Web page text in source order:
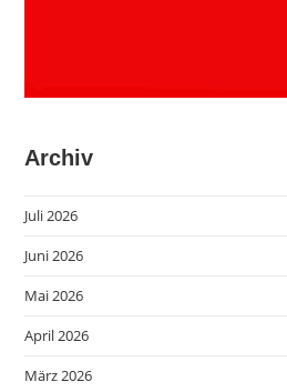
Archiv
Juli 2026
Juni 2026
Mai 2026
April 2026
März 2026